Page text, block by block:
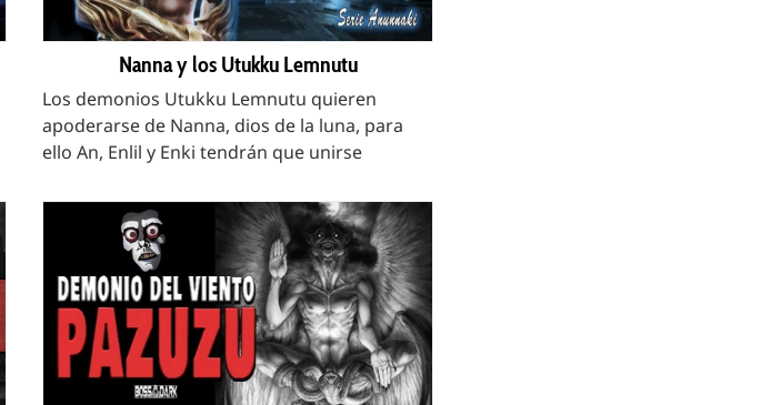
Nanna y los Utukku Lemnutu
Los demonios Utukku Lemnutu quieren
apoderarse de Nanna, dios de la luna, para
ello An, Enlil y Enki tendrán que unirse